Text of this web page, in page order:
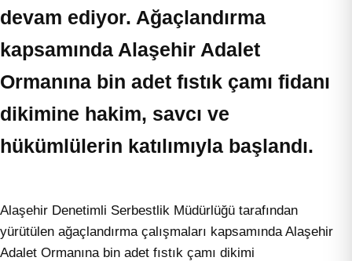
devam ediyor. Ağaçlandırma
kapsamında Alaşehir Adalet
Ormanına bin adet fıstık çamı fidanı
dikimine hakim, savcı ve
hükümlülerin katılımıyla başlandı.
Alaşehir Denetimli Serbestlik Müdürlüğü tarafından
yürütülen ağaçlandırma çalışmaları kapsamında Alaşehir
Adalet Ormanına bin adet fıstık çamı dikimi